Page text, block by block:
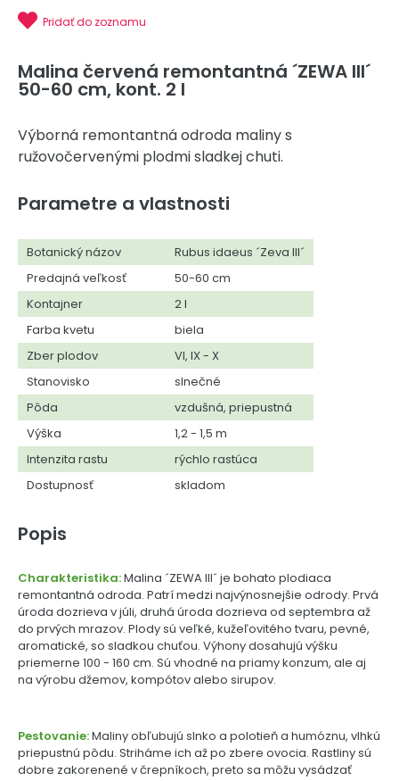
Pridať do zoznamu
Malina červená remontantná ´ZEWA III´
50-60 cm, kont. 2 l
Výborná remontantná odroda maliny s
ružovočervenými plodmi sladkej chuti.
Parametre a vlastnosti
Botanický názov
Rubus idaeus ´Zeva III´
Predajná veľkosť
50-60 cm
Kontajner
2 l
Farba kvetu
biela
Zber plodov
VI, IX - X
Stanovisko
slnečné
Pôda
vzdušná, priepustná
Výška
1,2 - 1,5 m
Intenzita rastu
rýchlo rastúca
Dostupnosť
skladom
Popis
Charakteristika:Malina ´ZEWA III´ je bohato plodiaca
remontantná odroda. Patrí medzi najvýnosnejšie odrody. Prvá
úroda dozrieva v júli, druhá úroda dozrieva od septembra až
do prvých mrazov. Plody sú veľké, kužeľovitého tvaru, pevné,
aromatické, so sladkou chuťou. Výhony dosahujú výšku
priemerne 100 - 160 cm. Sú vhodné na priamy konzum, ale aj
na výrobu džemov, kompótov alebo sirupov.
Pestovanie:Maliny obľubujú slnko a polotieň a humóznu, vlhkú
priepustnú pôdu. Striháme ich až po zbere ovocia. Rastliny sú
dobre zakorenené v črepníkoch, preto sa môžu vysádzať